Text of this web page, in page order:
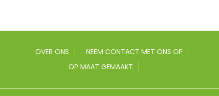
OVER ONS
NEEM CONTACT MET ONS OP
OP MAAT GEMAAKT